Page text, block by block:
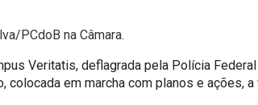
PCdoB na Câmara.
Veritatis, deflagrada pela Polícia
colocada em marcha com planos e ações,